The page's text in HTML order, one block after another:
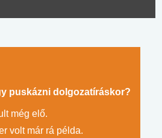
puskázni dolgozatíráskor?
még elő.
volt már rá példa.